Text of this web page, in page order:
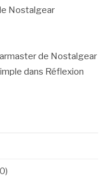
Nostalgear
de Nostalgear
dans Réflexion